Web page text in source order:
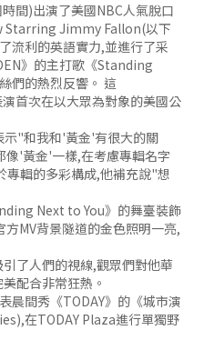
間)出演了美國NBC人氣脫口
Jimmy Fallon(以下
流利的英語實力,並進行了采
》的主打歌《Standing
們的熱烈反響。 這
首次在以大眾為對象的美國公
"和我和'黃金'有很大的關
像'黃金'一樣,在考慮專輯名字
專輯的多彩構成,他補充說"想
Next to You》的舞臺裝飾
MV背景隧道的金色照明一亮,
了人們的視線,觀眾們對他華
配合非常狂熱。
晨間秀《TODAY》的《城市演
在TODAY Plaza進行單獨野